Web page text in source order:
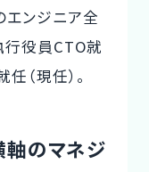
エンジニア全
行役員CTO就
（現任）。
のマネジ